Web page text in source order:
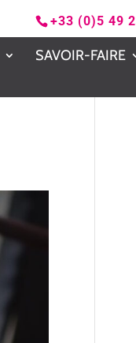
+33 (0)5 49
SAVOIR-FAIRE